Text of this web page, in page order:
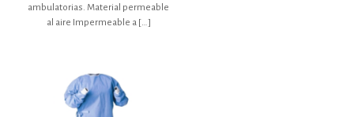
ambulatorias. Material permeable
al aire Impermeable a […]